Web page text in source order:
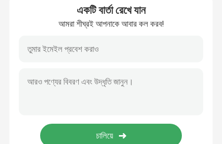
একটি বার্তা রেখে যান
আমরা শীঘ্রই আপনাকে আবার কল করব!